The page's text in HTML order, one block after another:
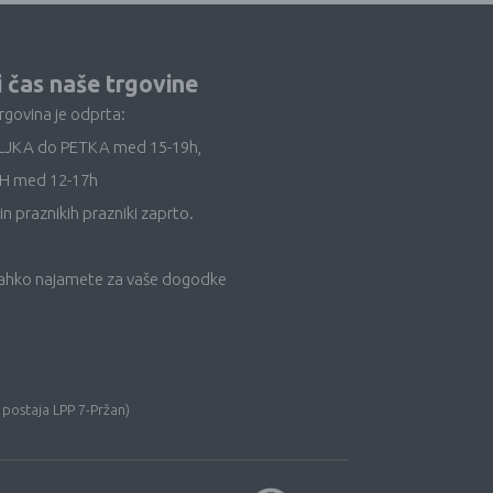
čas naše trgovine
je odprta:
do PETKA med 15-19h,
med 12-17h
praznikih prazniki zaprto.
najamete za vaše dogodke
LPP 7-Pržan)